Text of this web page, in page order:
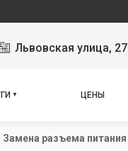
Львовская улица, 27
ЦЕНЫ
Замена разъема питания